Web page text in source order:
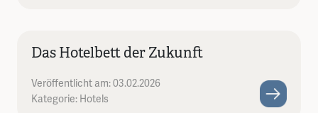
Das Hotelbett der Zukunft
Veröffentlicht am: 03.02.2026
Kategorie: Hotels